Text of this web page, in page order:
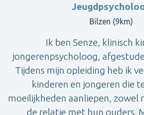
Bilzen (9km)
Ik ben Senze, klinisch
jongerenpsycholoog,
Tijdens mijn opleiding heb ik
kinderen en jongeren die
moeilijkheden aanliepen, zowel
de relatie met hun ouders.